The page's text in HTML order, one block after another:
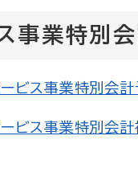
事業特別
ス事業特別会計
ス事業特別会計